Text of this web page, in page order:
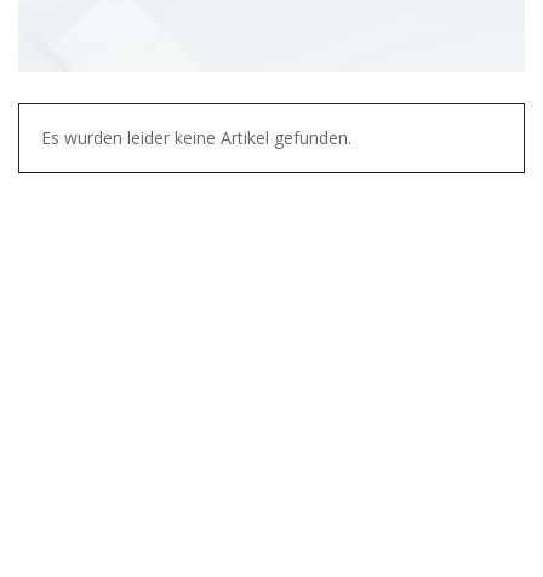
Es wurden leider keine Artikel gefunden.